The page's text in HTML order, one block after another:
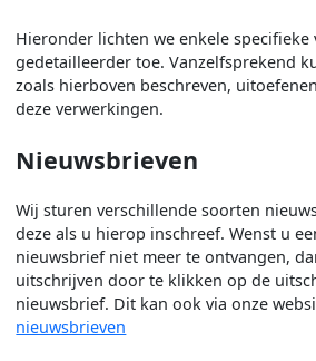
Hieronder lichten we enkele specifieke
gedetailleerder toe. Vanzelfsprekend
zoals hierboven beschreven,
deze verwerkingen.
Nieuwsbrieven
Wij sturen verschillende soorten
deze als u hierop inschreef. Wenst u
nieuwsbrief niet meer te ontvangen,
uitschrijven door te klikken op de
nieuwsbrief. Dit kan ook via onze
nieuwsbrieven